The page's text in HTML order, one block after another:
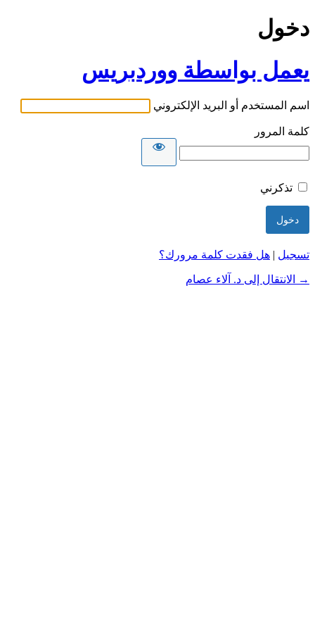
دخول
يعمل بواسطة ووردبريس
اسم المستخدم أو البريد الإلكتروني
كلمة المرور
تذكرني
تسجيل | هل فقدت كلمة مرورك؟
→ الانتقال إلى د. آلاء عصام